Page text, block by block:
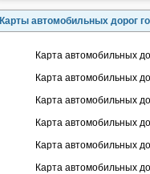
Карты автомобильных дорог
Карта автомобильных
Карта автомобильных
Карта автомобильных
Карта автомобильных
Карта автомобильных
Карта автомобильных